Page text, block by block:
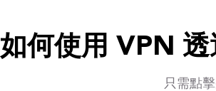
如何使用 VPN
只需點